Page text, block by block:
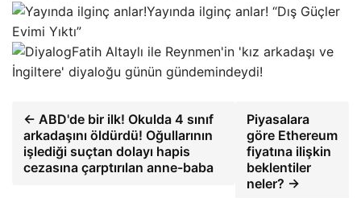
Yayında ilginç anlar! “Dış Güçler
Evimi Yıktı”
Fatih Altaylı ile Reynmen'in 'kız arkadaşı ve
İngiltere' diyaloğu günün gündemindeydi!
← ABD'de bir ilk! Okulda 4 sınıf
arkadaşını öldürdü! Oğullarının
işlediği suçtan dolayı hapis
cezasına çarptırılan anne-baba
Piyasalara
göre Ethereum
fiyatına ilişkin
beklentiler
neler? →